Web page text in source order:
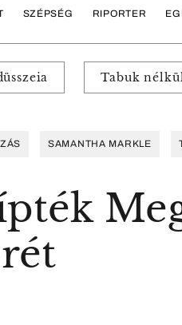
SZÉPSÉG RIPORTER
Tabuk
SAMANTHA MARKLE